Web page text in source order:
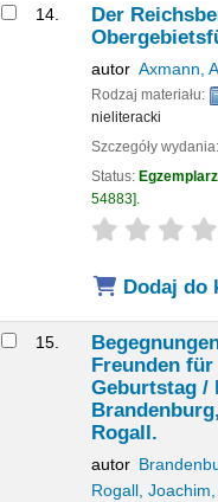
14. Der
autor Axmann,
Rodzaj materiału:
nieliteracki
Szczegóły wydania:
Status:
54883 .
star rating
Dodaj do
15.
Freunden
Geburtstag /
Rogall.
autor
Rogall, Joachim